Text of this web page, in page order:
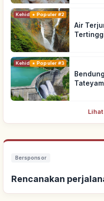
KehidupanPopuler #2
Air
KehidupanPopuler #3
Bersponsor
Rencanakan